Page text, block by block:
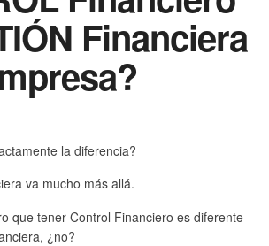
Financiera
la diferencia?
va mucho más allá.
que tener Control Financiero es diferente
¿no?